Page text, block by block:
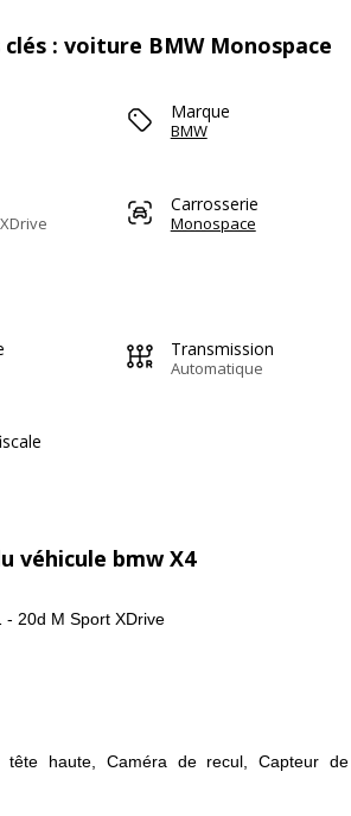
: voiture BMW Monospace
Marque
BMW
Carrosserie
Monospace
Transmission
Automatique
véhicule bmw X4
- 20d M Sport XDrive
tête haute, Caméra de recul, Capteur de
de stationnement, Radar de recul,